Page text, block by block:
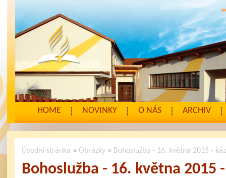
HOME NOVINKY O NÁS ARCHIV
Úvodní stránka » Obrázky » Bohoslužba - 16. května 2015 -
Bohoslužba - 16. května 2015